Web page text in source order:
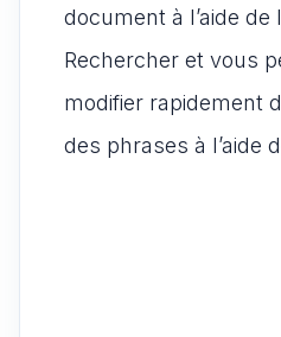
document à l’aide de
Rechercher et vous
modifier rapidement
des phrases à l’aide